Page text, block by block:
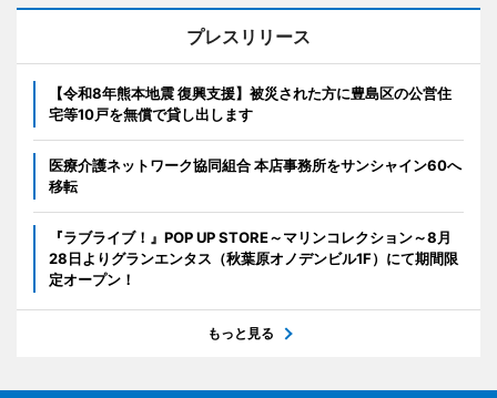
プレスリリース
【令和8年熊本地震 復興支援】被災された方に豊島区の公営住
宅等10戸を無償で貸し出します
医療介護ネットワーク協同組合 本店事務所をサンシャイン60へ
移転
『ラブライブ！』POP UP STORE～マリンコレクション～8月
28日よりグランエンタス（秋葉原オノデンビル1F）にて期間限
定オープン！
もっと見る